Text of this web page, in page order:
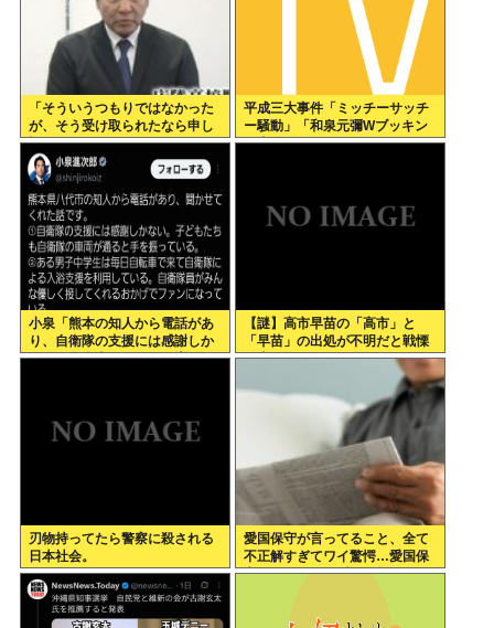
「そういうつもりではなかった
が、そう受け取られたなら申し
訳ない」 なにコレ？ジャッ
プ？？？
平成三大事件「ミッチーサッチ
ー騒動」「和泉元彌Wブッキン
グ事件」あとひとつは？
小泉「熊本の知人から電話があ
り、自衛隊の支援には感謝しか
ない、自衛隊のファンが増えて
【謎】高市早苗の「高市」と
「早苗」の出処が不明だと戦慄
が走る
刃物持ってたら警察に殺される
日本社会。
愛国保守が言ってること、全て
不正解すぎてワイ驚愕…愛国保
守の正しかった瞬間を教えてく